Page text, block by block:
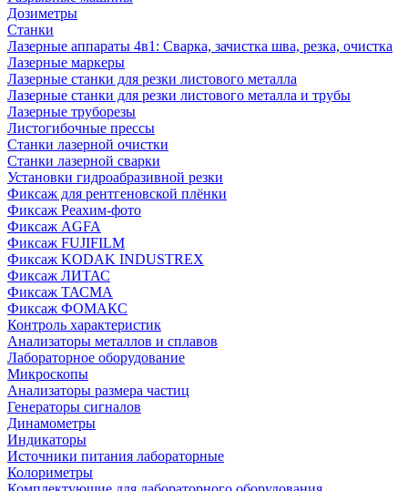
Дозиметры
Станки
Лазерные аппараты 4в1: Сварка, зачистка шва, резка, очистка
Лазерные маркеры
Лазерные станки для резки листового металла
Лазерные станки для резки листового металла и трубы
Лазерные труборезы
Листогибочные прессы
Станки лазерной очистки
Станки лазерной сварки
Установки гидроабразивной резки
Фиксаж для рентгеновской плёнки
Фиксаж Реахим-фото
Фиксаж AGFA
Фиксаж FUJIFILM
Фиксаж KODAK INDUSTREX
Фиксаж ЛИТАС
Фиксаж ТАСМА
Фиксаж ФОМАКС
Контроль характеристик
Анализаторы металлов и сплавов
Лабораторное оборудование
Микроскопы
Анализаторы размера частиц
Генераторы сигналов
Динамометры
Индикаторы
Источники питания лабораторные
Колориметры